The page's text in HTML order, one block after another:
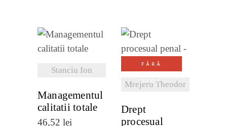
Stanciu Ion
Managementul
calitatii totale
46,52 lei
FĂRĂ
STOC
Mrejeru Theodor
VEZI
DETALII
Drept
procesual